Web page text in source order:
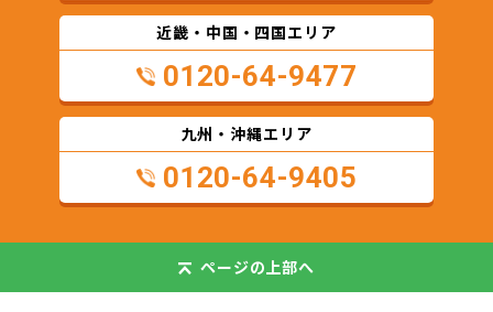
近畿・中国・四国エリア
0120-64-9477
九州・沖縄エリア
0120-64-9405
ページの 上部へ